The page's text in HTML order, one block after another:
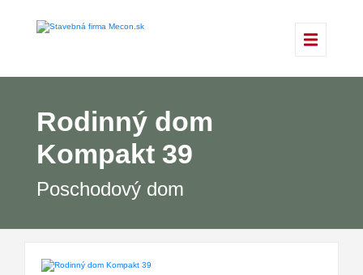
Rodinný dom
Kompakt 39
Poschodový dom